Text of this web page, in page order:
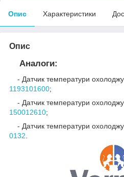
Опис Характеристики
Опис
Аналоги:
- Датчик температури
1193101600;
- Датчик температури
150012610;
- Датчик температури
0132